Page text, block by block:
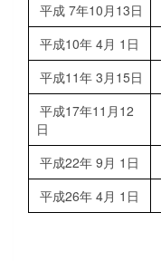
平成 7年10月13日
平成10年 4月 1日
平成11年 3月15日
平成17年11月12
日
平成22年 9月 1日
平成26年 4月 1日